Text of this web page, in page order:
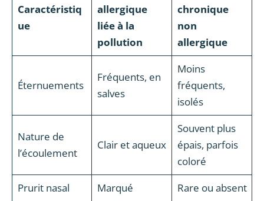
Caractéristiq
ue
allergique
liée à la
pollution
chronique
non
allergique
Éternuements
Fréquents, en
salves
Moins
fréquents,
isolés
Nature de
l’écoulement
Clair et aqueux
Souvent plus
épais, parfois
coloré
Prurit nasal
Marqué Rare ou absent